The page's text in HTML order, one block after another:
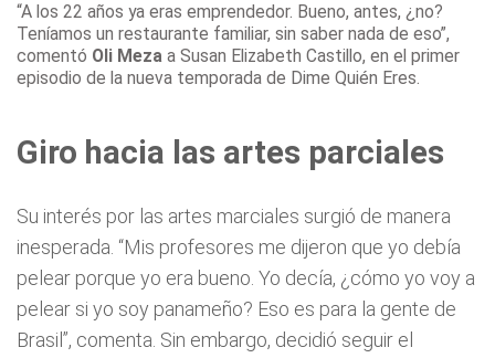
“A los 22 años ya eras emprendedor. Bueno, antes, ¿no?
Teníamos un restaurante familiar, sin saber nada de eso”,
comentó Oli Mezaa Susan Elizabeth Castillo, en el primer
episodio de la nueva temporada de Dime Quién Eres.
Giro hacia las artes parciales
Su interés por las artes marciales surgió de manera
inesperada. “Mis profesores me dijeron que yo debía
pelear porque yo era bueno. Yo decía, ¿cómo yo voy a
pelear si yo soy panameño? Eso es para la gente de
Brasil”, comenta. Sin embargo, decidió seguir el